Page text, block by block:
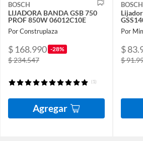
BOSCH
LIJADORA BANDA GSB 750
PROF 850W 06012C10E
Por Construplaza
$ 168.990 -28%
$ 234.547
(1)
Agregar
BOSCH
Por
$
$